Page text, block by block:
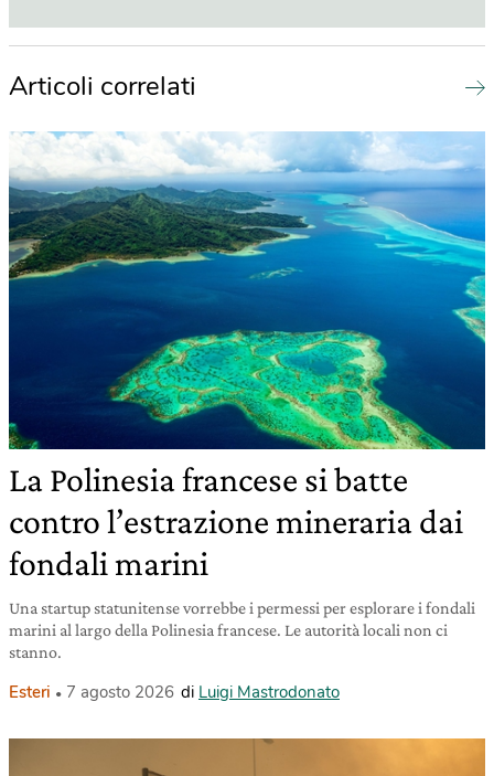
Articoli correlati
La Polinesia francese si batte
contro l’estrazione mineraria dai
fondali marini
Una startup statunitense vorrebbe i permessi per esplorare i fondali
marini al largo della Polinesia francese. Le autorità locali non ci
stanno.
Esteri 7 agosto 2026 di Luigi Mastrodonato